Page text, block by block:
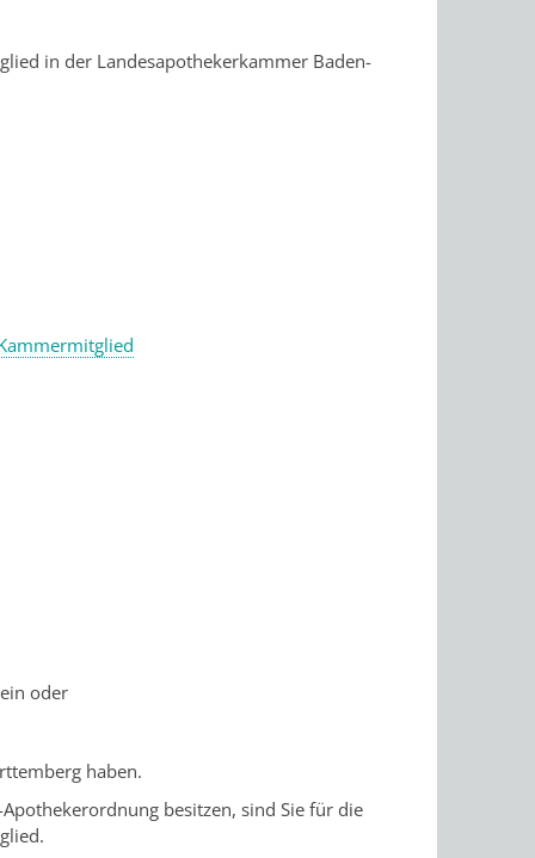
in der Landesapothekerkammer Baden-
oder
haben.
besitzen, sind Sie für die